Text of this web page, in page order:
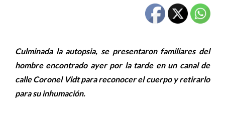
Culminada la autopsia, se presentaron familiares del
hombre encontrado ayer por la tarde en un canal de
calle Coronel Vidt para reconocer el cuerpo y retirarlo
para su inhumación.